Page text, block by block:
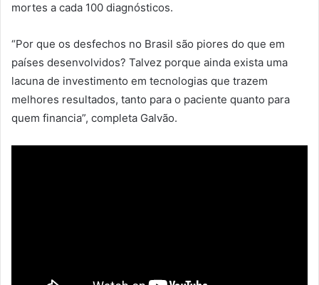
mortes a cada 100 diagnósticos.
“Por que os desfechos no Brasil são piores do que em
países desenvolvidos? Talvez porque ainda exista uma
lacuna de investimento em tecnologias que trazem
melhores resultados, tanto para o paciente quanto para
quem financia”, completa Galvão.